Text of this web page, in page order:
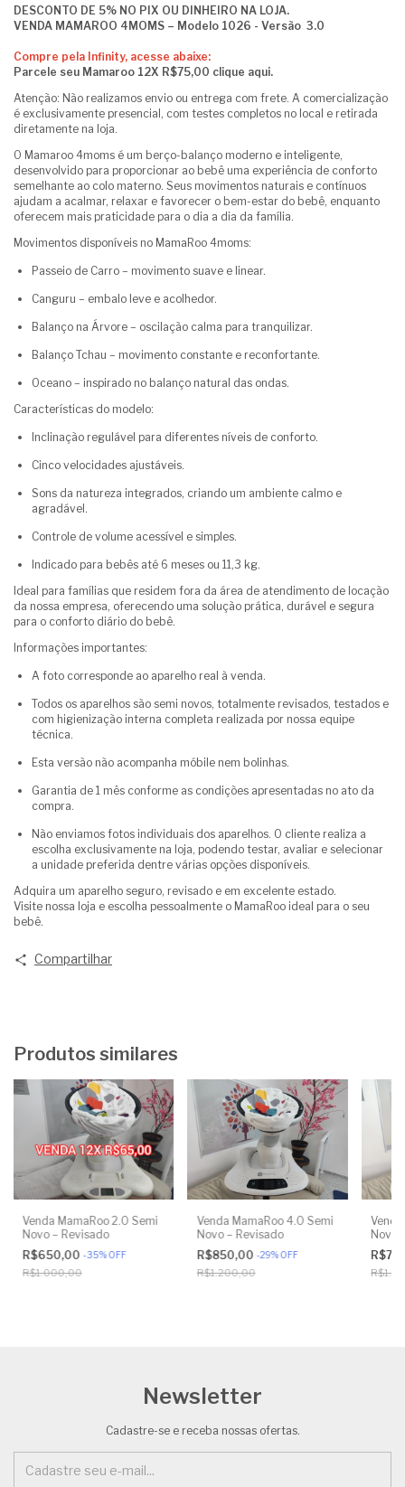
DESCONTO DE 5% NO PIX OU DINHEIRO NA LOJA.
VENDA MAMAROO 4MOMS – Modelo 1026 - Versão 3.0
Compre pela Infinity, acesse abaixe:
Parcele seu Mamaroo 12X R$75,00 clique aqui.
Atenção: Não realizamos envio ou entrega com frete. A comercialização
é exclusivamente presencial, com testes completos no local e retirada
diretamente na loja.
O Mamaroo 4moms é um berço-balanço moderno e inteligente,
desenvolvido para proporcionar ao bebê uma experiência de conforto
semelhante ao colo materno. Seus movimentos naturais e contínuos
ajudam a acalmar, relaxar e favorecer o bem-estar do bebê, enquanto
oferecem mais praticidade para o dia a dia da família.
Movimentos disponíveis no MamaRoo 4moms:
Passeio de Carro – movimento suave e linear.
Canguru – embalo leve e acolhedor.
Balanço na Árvore – oscilação calma para tranquilizar.
Balanço Tchau – movimento constante e reconfortante.
Oceano – inspirado no balanço natural das ondas.
Características do modelo:
Inclinação regulável para diferentes níveis de conforto.
Cinco velocidades ajustáveis.
Sons da natureza integrados, criando um ambiente calmo e
agradável.
Controle de volume acessível e simples.
Indicado para bebês até 6 meses ou 11,3 kg.
Ideal para famílias que residem fora da área de atendimento de locação
da nossa empresa, oferecendo uma solução prática, durável e segura
para o conforto diário do bebê.
Informações importantes:
A foto corresponde ao aparelho real à venda.
Todos os aparelhos são semi novos, totalmente revisados, testados e
com higienização interna completa realizada por nossa equipe
técnica.
Esta versão não acompanha móbile nem bolinhas.
Garantia de 1 mês conforme as condições apresentadas no ato da
compra.
Não enviamos fotos individuais dos aparelhos. O cliente realiza a
escolha exclusivamente na loja, podendo testar, avaliar e selecionar
a unidade preferida dentre várias opções disponíveis.
Adquira um aparelho seguro, revisado e em excelente estado.
Visite nossa loja e escolha pessoalmente o MamaRoo ideal para o seu
bebê.
Compartilhar
Produtos similares
Venda MamaRoo 2.0 Semi
Novo – Revisado
R$650,00 -35%OFF
R$1.000,00
Venda MamaRoo 4.0 Semi
Novo – Revisado
R$850,00 -29%OFF
R$1.200,00
Novo
Newsletter
Cadastre-se e receba nossas ofertas.